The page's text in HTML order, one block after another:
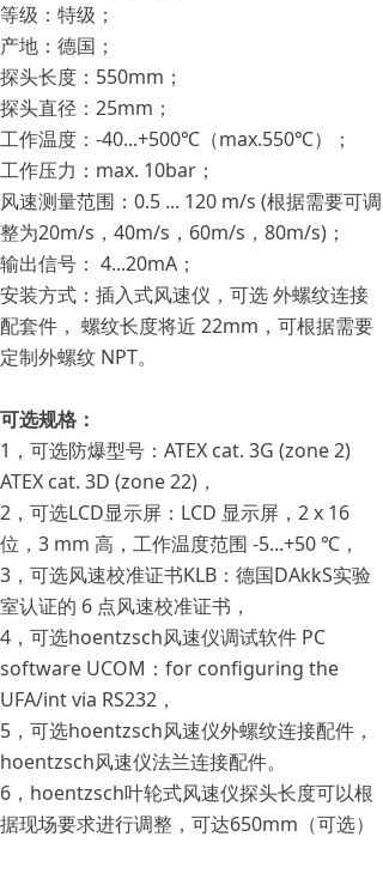
等级：特级；
产地：德国；
探头长度：550mm；
探头直径：25mm；
工作温度：-40...+500℃（max.550℃）；
工作压力：max. 10bar；
风速测量范围：0.5 ... 120 m/s (根据需要可调
整为20m/s，40m/s，60m/s，80m/s)；
输出信号： 4...20mA；
安装方式：插入式风速仪，可选 外螺纹连接
配套件， 螺纹长度将近 22mm，可根据需要
定制外螺纹 NPT。
可选规格：
1，可选防爆型号：ATEX cat. 3G (zone 2)
ATEX cat. 3D (zone 22)，
2，可选LCD显示屏：LCD 显示屏，2 x 16
位，3 mm 高，工作温度范围 -5...+50 ℃，
3，可选风速校准证书KLB：德国DAkkS实验
室认证的 6 点风速校准证书，
4，可选hoentzsch风速仪调试软件 PC
software UCOM：for configuring the
UFA/int via RS232，
5，可选hoentzsch风速仪外螺纹连接配件，
hoentzsch风速仪法兰连接配件。
6，hoentzsch叶轮式风速仪探头长度可以根
据现场要求进行调整，可达650mm（可选）